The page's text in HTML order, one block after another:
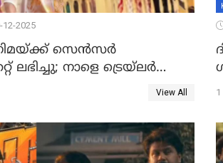
12-2025
സെന്‍സര്‍
ലഭിച്ചു; നാളെ ട്രെയ്ലര്‍
View All 1